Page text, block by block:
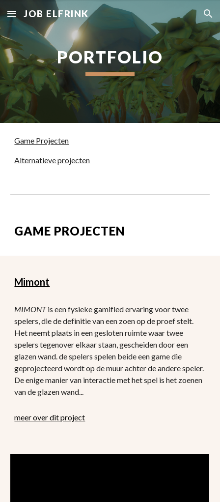
Skip to main content Skip to navigation
JOB ELFRINK
PORTFOLIO
Game Projecten
Alternatieve projecten
GAME PROJECTEN
Mimont
MIMONT is een fysieke gamified ervaring voor twee
spelers, die de definitie van een zoen op de proef stelt.
Het neemt plaats in een gesloten ruimte waar twee
spelers tegenover elkaar staan, gescheiden door een
glazen wand. de spelers spelen beide een game die
geprojecteerd wordt op de muur achter de andere speler.
De enige manier van interactie met het spel is het zoenen
van de glazen wand...
meer over dit project